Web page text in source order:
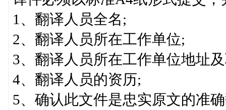
1、翻译人员全名;
2、翻译人员所在工作单位;
3、翻译人员所在工作单位地址
4、翻译人员的资历;
5、确认此文件是忠实原文的